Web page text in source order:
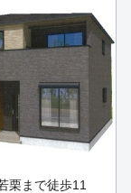
栗まで徒歩11